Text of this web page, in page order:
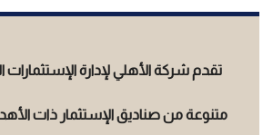
تقدم شركة الأهلي لإدارة الإستثمارات
متنوعة من صناديق الإستثمار ذات